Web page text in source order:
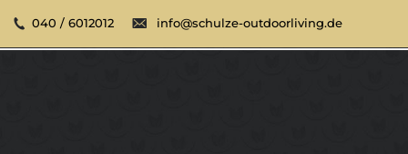
040 / 6012012 info@schulze-outdoorliving.de